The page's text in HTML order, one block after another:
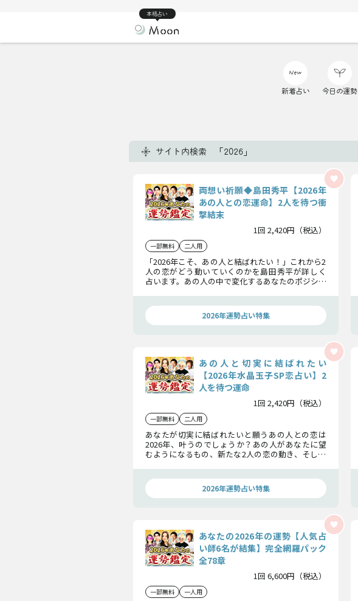
本格占い
新着占い 今日の運勢
サイト内検索 「2026」
両想い祈願◆島田秀平【2026年
あの人との恋運命】2人を待つ衝
撃結末
1回 2,420円（税込）
一部無料 二人用
「2026年こそ、あの人と結ばれたい！」これから2
人の恋がどう動いていくのかを島田秀平が詳しく
占います。あの人の中で変化するあなたのポジショ
ださい！
2026年運勢占い特集
あの人と切実に結ばれたい
【2026年水晶玉子SP恋占い】2
人を待つ運命
1回 2,420円（税込）
一部無料 二人用
あなたが切実に結ばれたいと願うあの人との恋は
2026年、叶うのでしょうか？あの人があなたに望
むようになるもの、新たな2人の恋の動き、そして
2026年運勢占い特集
あなたの2026年の運勢【人気占
い師6名が結集】完全網羅パック
全78章
1回 6,600円（税込）
一部無料 一人用